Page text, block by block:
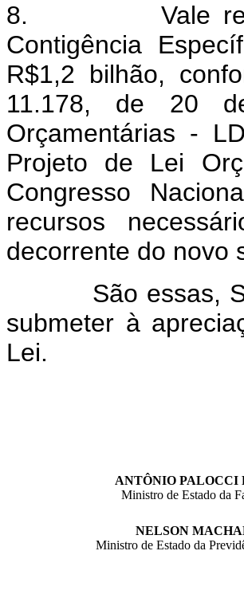
8.
Vale
Contigência
R$1,2 bilhão,
11.178, de 20
Orçamentárias -
Projeto de Lei
Congresso
recursos
decorrente do novo
São essas,
submeter à
Lei.
ANTÔNIO PALOCCI
Ministro de Estado da
NELSON
Ministro de Estado da